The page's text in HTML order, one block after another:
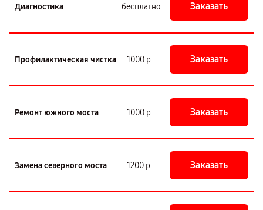
Диагностика бесплатно Заказать
Профилактическая чистка 1000 р Заказать
Ремонт южного моста 1000 р Заказать
Замена северного моста 1200 р Заказать